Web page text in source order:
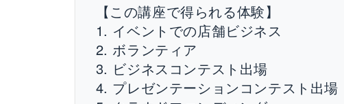
【この講座で得られる体験】
1. イベントでの店舗ビジネス
2. ボランティア
3. ビジネスコンテスト出場
4. プレゼンテーションコンテスト出場